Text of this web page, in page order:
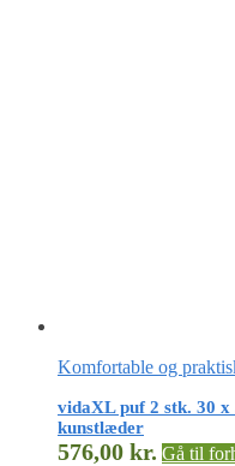
Komfortable og
vidaXL puf 2 stk. 30 x
kunstlæder
576,00 kr. Gå til